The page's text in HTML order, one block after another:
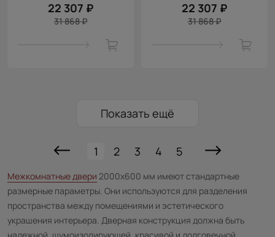
22 307 ₽
31 868 ₽
22 307 ₽
31 868 ₽
Показать ещё
1 2 3 4 5
Межкомнатные двери 2000х600 мм имеют стандартные
размерные параметры. Они используются для разделения
пространства между помещениями и эстетического
украшения интерьера. Дверная конструкция должна быть